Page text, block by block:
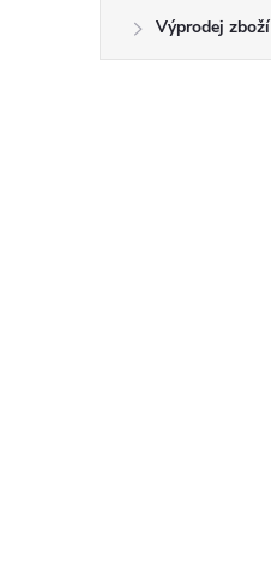
Výprodej zboží